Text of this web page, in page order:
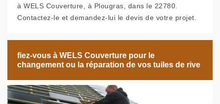
à WELS Couverture, à Plougras, dans le 22780.
Contactez-le et demandez-lui le devis de votre projet.
fiez-vous à WELS Couverture pour le
changement ou la réparation de vos tuiles de rive